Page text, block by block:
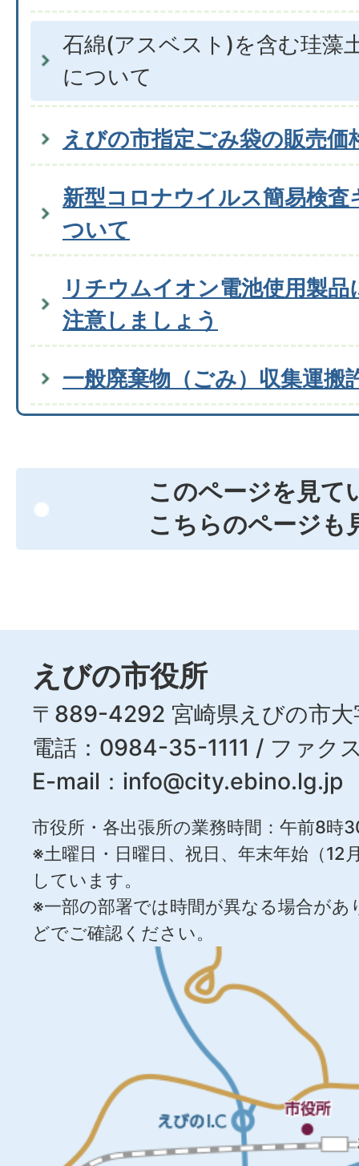
石綿(アスベスト)を含む珪藻
について
えびの市指定ごみ袋の販売価
新型コロナウイルス簡易検
ついて
リチウムイオン電池使用製
注意しましょう
一般廃棄物（ごみ）収集運搬
このページを見て
こちらのページも
えびの市役所
〒889-4292 宮崎県えびの市大
電話：0984-35-1111 / ファ
E-mail： info@city.ebino.lg.jp
市役所・各出張所の業務時間：午前8時
※土曜日・日曜日、祝日、年末年始（12
しています。
※一部の部署では時間が異なる場合が
どでご確認ください。